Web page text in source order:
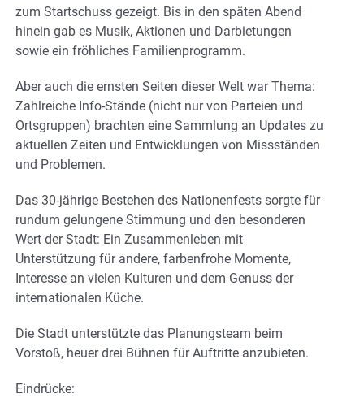
zum Startschuss gezeigt. Bis in den späten Abend
hinein gab es Musik, Aktionen und Darbietungen
sowie ein fröhliches Familienprogramm.
Aber auch die ernsten Seiten dieser Welt war Thema:
Zahlreiche Info-Stände (nicht nur von Parteien und
Ortsgruppen) brachten eine Sammlung an Updates zu
aktuellen Zeiten und Entwicklungen von Missständen
und Problemen.
Das 30-jährige Bestehen des Nationenfests sorgte für
rundum gelungene Stimmung und den besonderen
Wert der Stadt: Ein Zusammenleben mit
Unterstützung für andere, farbenfrohe Momente,
Interesse an vielen Kulturen und dem Genuss der
internationalen Küche.
Die Stadt unterstützte das Planungsteam beim
Vorstoß, heuer drei Bühnen für Auftritte anzubieten.
Eindrücke: